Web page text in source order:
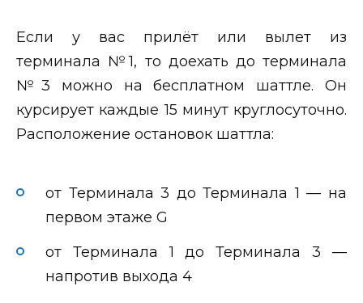
Если у вас прилёт или вылет из
терминала №1, то доехать до терминала
№3 можно на бесплатном шаттле. Он
курсирует каждые 15 минут круглосуточно.
Расположение остановок шаттла:
от Терминала 3 до Терминала 1 — на
первом этаже G
от Терминала 1 до Терминала 3 —
напротив выхода 4